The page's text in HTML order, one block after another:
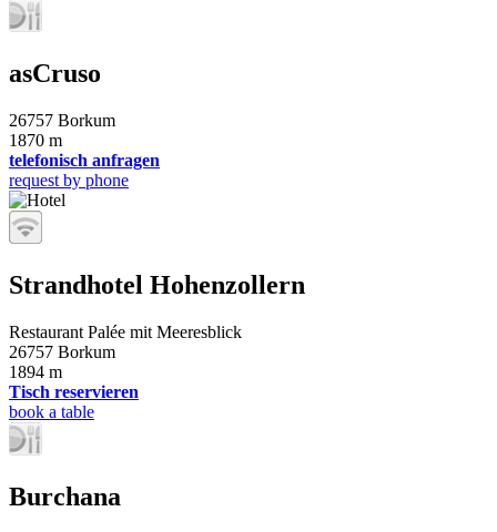
asCruso
26757 Borkum
1870 m
telefonisch anfragen
request by phone
Strandhotel Hohenzollern
Restaurant Palée mit Meeresblick
26757 Borkum
1894 m
Tisch reservieren
book a table
Burchana